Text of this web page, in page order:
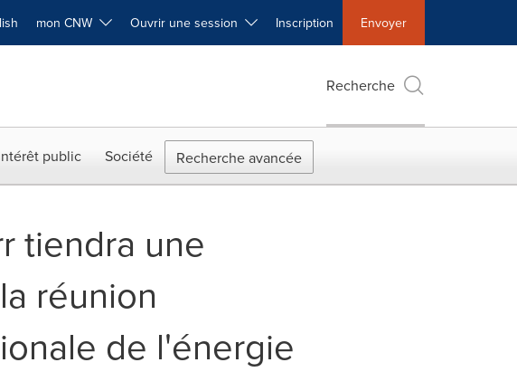
mon CNW Ouvrir une session Inscription Envoyer
Recherche
public Société Recherche avancée
tiendra une
réunion
de l'énergie